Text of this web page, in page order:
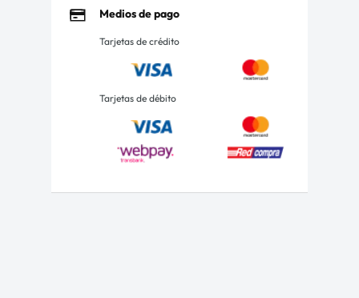
Medios de pago
Tarjetas de crédito
Tarjetas de débito